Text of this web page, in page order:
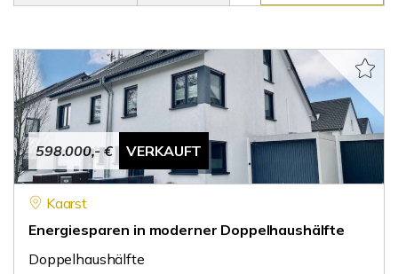
598.000,- € VERKAUFT
Kaarst
Energiesparen in moderner Doppelhaushälfte
Doppelhaushälfte